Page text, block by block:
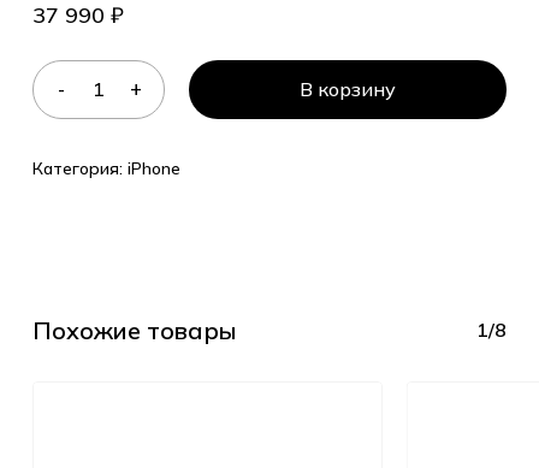
37 990 ₽
В корзину
Категория: iPhone
Похожие товары 1/8